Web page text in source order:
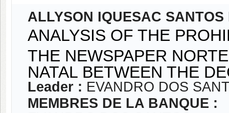
ALLYSON IQUESAC SANTOS
ANALYSIS OF THE
THE NEWSPAPER
NATAL BETWEEN THE
Leader : EVANDRO DOS
MEMBRES DE LA BANQUE :